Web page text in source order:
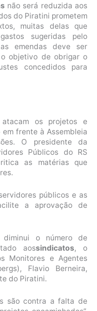
não será reduzida aos
do Piratini prometem
muitas delas que
sugeridas pelo
emendas deve ser
o objetivo de obrigar o
concedidos para
atacam os projetos e
em frente à Assembleia
O presidente da
Públicos do RS
as matérias que
públicos e as
a aprovação de
o número de
aossindicatos, o
Monitores e Agentes
Flavio Berneira,
do Piratini.
são contra a falta de